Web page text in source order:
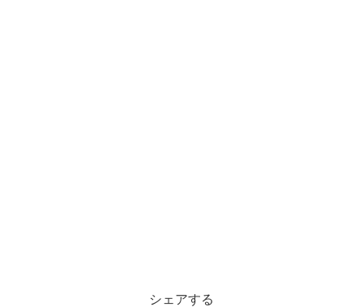
シェアする